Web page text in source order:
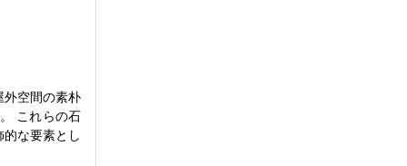
外空間の素朴
これらの石
な要素とし